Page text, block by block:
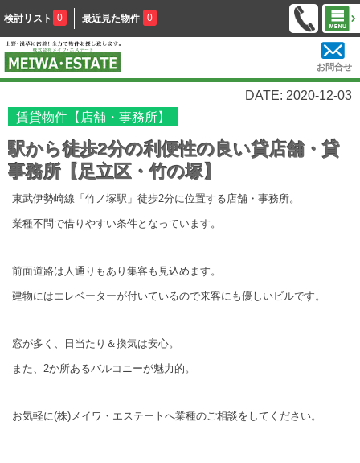
検討リスト 0 最近見た物件 0
お問合せ
DATE: 2020-12-03
賃貸物件【店舗・事務所】
駅から徒歩2分の利便性の良い貸店舗・貸
事務所【足立区・竹の塚】
東武伊勢崎線「竹ノ塚駅」徒歩2分に位置する店舗・事務所。
業種不問で借りやすい条件となっています。
前面道路は人通りもあり集客も見込めます。
建物にはエレベーターが付いているので来客にも優しいビルです。
窓が多く、日当たり＆換気は安心。
また、2か所あるバルコニーが魅力的。
お気軽に(株)メイワ・エステートへ業種のご相談をしてください。